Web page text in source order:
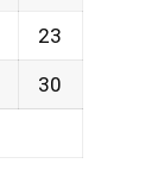
23
30